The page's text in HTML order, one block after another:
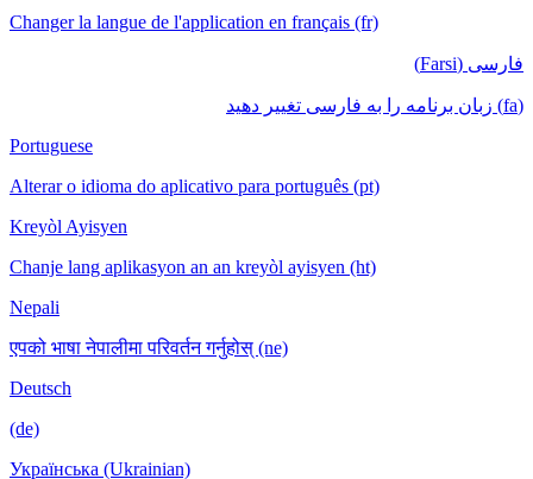
Changer la langue de l'application en français (fr)
فارسی (Farsi)
(fa) زبان برنامه را به فارسی تغییر دهید
Portuguese
Alterar o idioma do aplicativo para português (pt)
Kreyòl Ayisyen
Chanje lang aplikasyon an an kreyòl ayisyen (ht)
Nepali
एपको भाषा नेपालीमा परिवर्तन गर्नुहोस् (ne)
Deutsch
(de)
Українська (Ukrainian)